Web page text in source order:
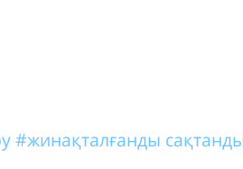
#жинақталғанды